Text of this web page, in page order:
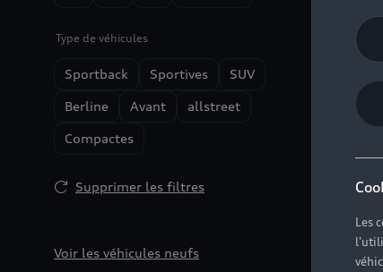
Type de véhicules
Sportback Sportives SUV
Berline Avant allstreet
Compactes
Supprimer les filtres
Voir les véhicules neufs
Les